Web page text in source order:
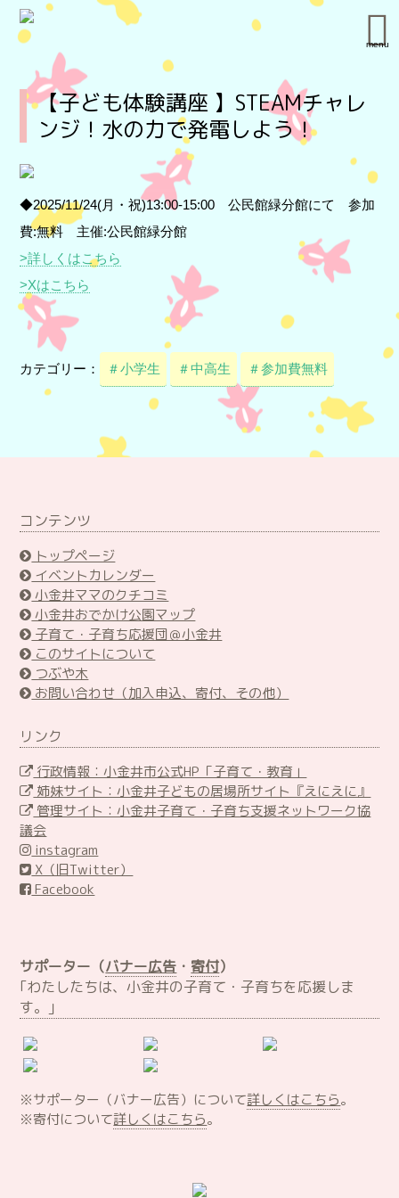
menu
【子ども体験講座 】STEAMチャレ
ンジ！水の力で発電しよう！
◆2025/11/24(月・祝)13:00-15:00 公民館緑分館にて 参加
費:無料 主催:公民館緑分館
>詳しくはこちら
>Xはこちら
カテゴリー： ＃小学生 ＃中高生 ＃参加費無料
コンテンツ
トップページ
イベントカレンダー
小金井ママのクチコミ
小金井おでかけ公園マップ
子育て・子育ち応援団＠小金井
このサイトについて
つぶや木
お問い合わせ（加入申込、寄付、その他）
リンク
行政情報：小金井市公式HP「子育て・教育」
姉妹サイト：小金井子どもの居場所サイト『えにえに』
管理サイト：小金井子育て・子育ち支援ネットワーク協
議会
instagram
X（旧Twitter）
Facebook
サポーター（バナー広告 ・ 寄付）
｢わたしたちは、小金井の子育て・子育ちを応援しま
す。｣
※サポーター（バナー広告）について詳しくはこちら。
※寄付について詳しくはこちら。